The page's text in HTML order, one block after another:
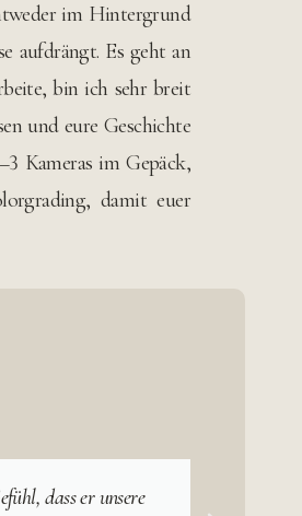
im Hintergrund
aufdrängt. Es geht an
bin ich sehr breit
und eure Geschichte
Kameras im Gepäck,
damit euer
dass er unsere